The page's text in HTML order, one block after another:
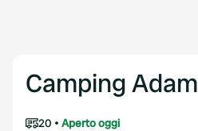
Camping Adam
20
Aperto oggi